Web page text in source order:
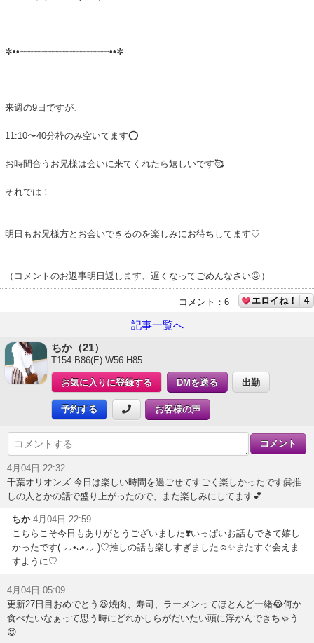
✼••┈┈┈┈┈┈┈┈┈┈┈┈┈┈┈┈••✼
来週の9日ですが、
11:10〜40分枠のみ空いてます⭕️
お時間合うお兄様は会いに来てくれたら嬉しいです🥰
それでは！
明日もお兄様方とお会いできるのを楽しみにお待ちしてます♡
（コメントのお返事明日返します、遅くなってごめんなさい😖）
コメント ： 6 エロイね！ 4
記事一覧へ
ちか（21）
T154 B86(E) W56 H85
お気に入りに登録する DMを送る 出勤
予約する お客様の声
4月04日 22:32
千葉オリオンズ 今日は楽しい時間を過ごせてすごく楽しかったです🤗推
しの人とかの話で盛り上がったので、また楽しみにしてます💕
ちか 4月04日 22:59
こちらこそ今日もありがとうございました❣️いっぱいお話もできて嬉し
かったです( ⸝⸝•ᴗ•⸝⸝ )♡推しの話も楽しすぎました☺️✨またすぐ会えま
すように♡
4月04日 05:09
更新27日目おめでとう😆焼肉、寿司、ラーメンってほとんど一緒😂何か
食べたいなぁって思う時にどれかしらがだいたい頭に浮かんできちゃう
😍